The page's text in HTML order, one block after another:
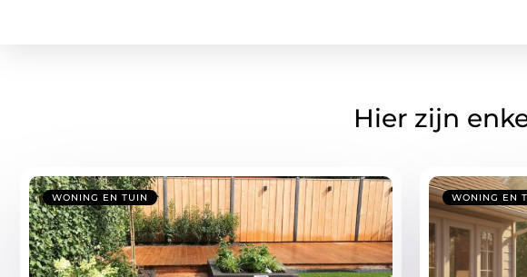
Hier zijn
WONING EN TUIN WONING EN